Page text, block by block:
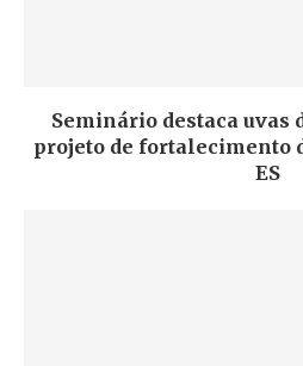
Seminário destaca uvas
projeto de fortalecimento
ES